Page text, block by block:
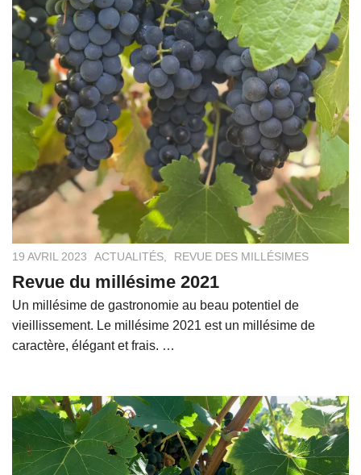
19 AVRIL 2023 ACTUALITÉS, REVUE DES MILLÉSIMES
Revue du millésime 2021
Un millésime de gastronomie au beau potentiel de
vieillissement. Le millésime 2021 est un millésime de
caractère, élégant et frais. …